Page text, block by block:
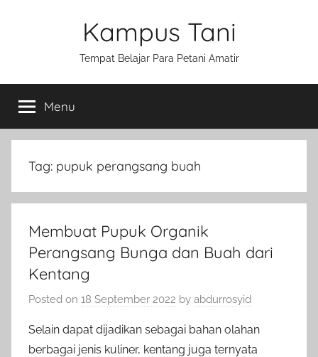
Kampus Tani
Tempat Belajar Para Petani Amatir
Menu
Tag: pupuk perangsang buah
Membuat Pupuk Organik
Perangsang Bunga dan Buah dari
Kentang
Posted on 18 September 2022 by abdurrosyid
Selain dapat dijadikan sebagai bahan olahan
berbagai jenis kuliner, kentang juga ternyata